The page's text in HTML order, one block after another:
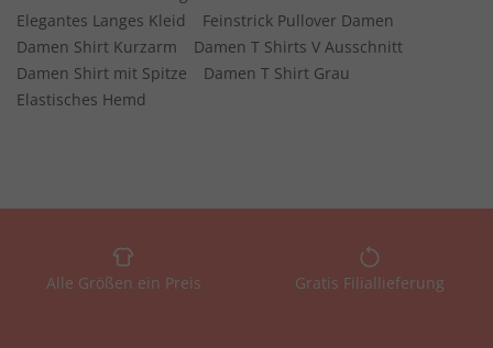
Elegantes Langes Kleid
Feinstrick Pullover Damen
Damen Shirt Kurzarm
Damen T Shirts V Ausschnitt
Damen Shirt mit Spitze
Damen T Shirt Grau
Elastisches Hemd
Alle Größen ein Preis Gratis Filiallieferung